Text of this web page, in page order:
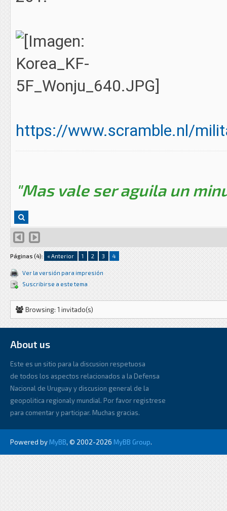
https://www.scramble.nl/
"Mas vale ser aguila un
Páginas (4): « Anterior 1 2 3 4
Ver la versión para impresión
Suscribirse a este tema
Browsing: 1 invitado(s)
About us
Este es un sitio para la discusion respetuosa
de todos los aspectos relacionados a la Defensa
Nacional de Uruguay y discusion general de la
geopolitica regionaly mundial. Por favor registrese
para comentar y participar. Muchas gracias.
Powered by MyBB, © 2002-2026 MyBB Group.